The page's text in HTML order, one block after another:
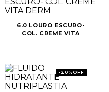
6.0 LOURO ESCURO-
COL. CREME VITA
-20%OFF